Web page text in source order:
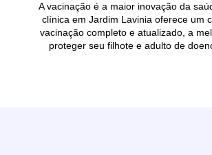
A vacinação é a maior inovação da
clínica em Jardim Lavinia oferece um
vacinação completo e atualizado, a
proteger seu filhote e adulto de